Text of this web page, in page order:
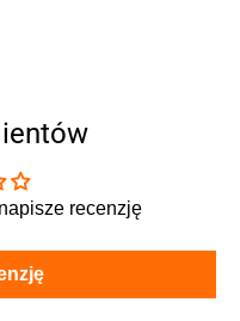
recenzję